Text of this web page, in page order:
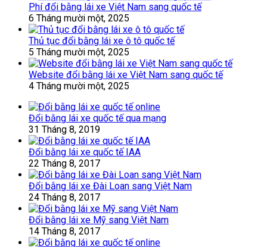
Phí đổi bằng lái xe Việt Nam sang quốc tế
6 Tháng mười một, 2025
Thủ tục đổi bằng lái xe ô tô quốc tế
5 Tháng mười một, 2025
Website đổi bằng lái xe Việt Nam sang quốc tế
4 Tháng mười một, 2025
Đổi bằng lái xe quốc tế qua mạng
31 Tháng 8, 2019
Đổi bằng lái xe quốc tế IAA
22 Tháng 8, 2017
Đổi bằng lái xe Đài Loan sang Việt Nam
24 Tháng 8, 2017
Đổi bằng lái xe Mỹ sang Việt Nam
14 Tháng 8, 2017